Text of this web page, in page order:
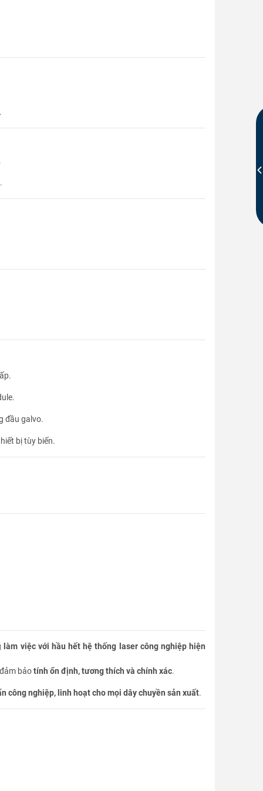
đầu galvo.
bị tùy biến.
làm việc với hầu hết hệ thống laser công nghiệp hiện
bảotính ổn định, tương thích và chính xác.
công nghiệp, linh hoạt cho mọi dây chuyền sản xuất.